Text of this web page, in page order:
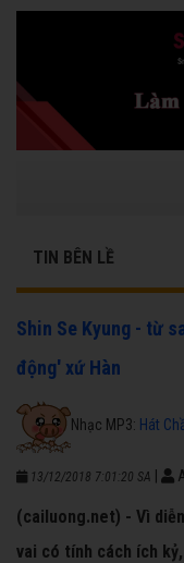
TIN BÊN LỀ
Shin Se Kyung - từ
động' xứ Hàn
Nhạc MP3: Hát
13/12/2018 7:01:20 SA
(cailuong.net) - Vì
vai có tính cách ích